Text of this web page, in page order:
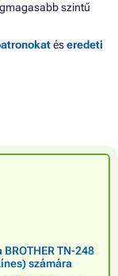
szintű
éseredeti
TN-248
számára